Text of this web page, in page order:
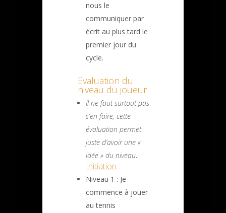
nous le
communiquer par
écrit au plus tard le
premier jour du
cycle.
Evaluation du
niveau du joueur
Il ne faut surtout pas
s’en faire, cette
évaluation permet
juste d’avoir une «
idée » du niveau.
Initiation :
Niveau 1 : Je
commence à jouer
au tennis